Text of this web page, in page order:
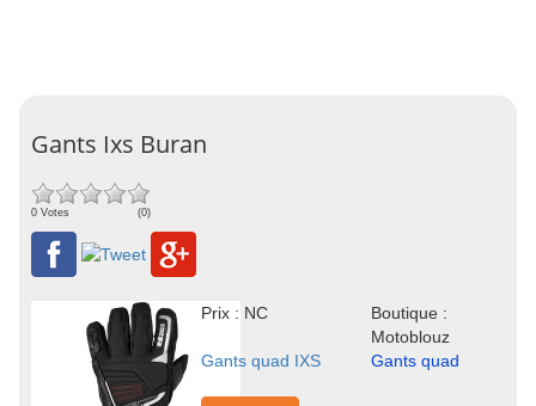
Gants Ixs Buran
0 Votes (0)
Prix : NC
Boutique :
Motoblouz
Gants quad IXS
Gants quad